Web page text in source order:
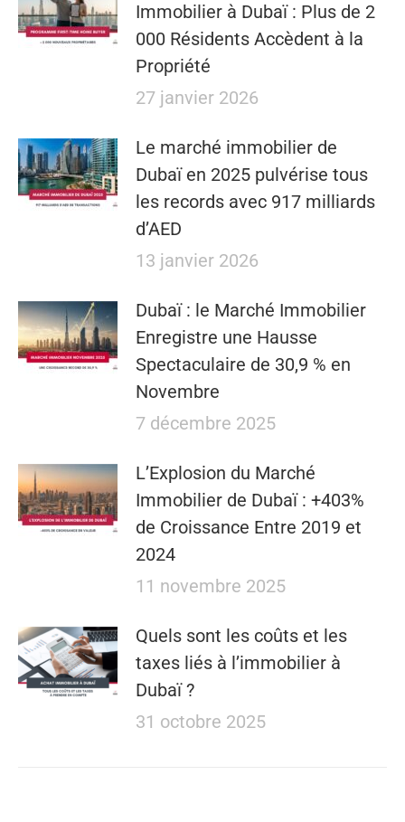
Immobilier à Dubaï : Plus de 2
000 Résidents Accèdent à la
Propriété
27 janvier 2026
Le marché immobilier de
Dubaï en 2025 pulvérise tous
les records avec 917 milliards
d’AED
13 janvier 2026
Dubaï : le Marché Immobilier
Enregistre une Hausse
Spectaculaire de 30,9 % en
Novembre
7 décembre 2025
L’Explosion du Marché
Immobilier de Dubaï : +403%
de Croissance Entre 2019 et
2024
11 novembre 2025
Quels sont les coûts et les
taxes liés à l’immobilier à
Dubaï ?
31 octobre 2025